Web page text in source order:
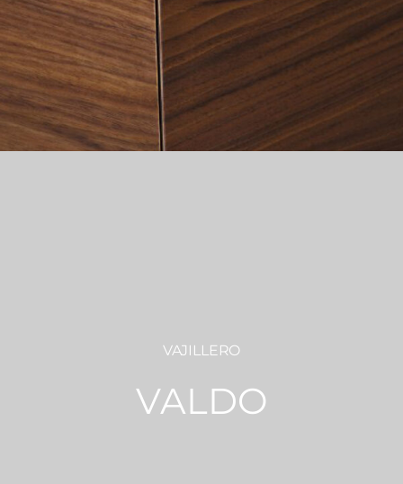
VAJILLERO
VALDO